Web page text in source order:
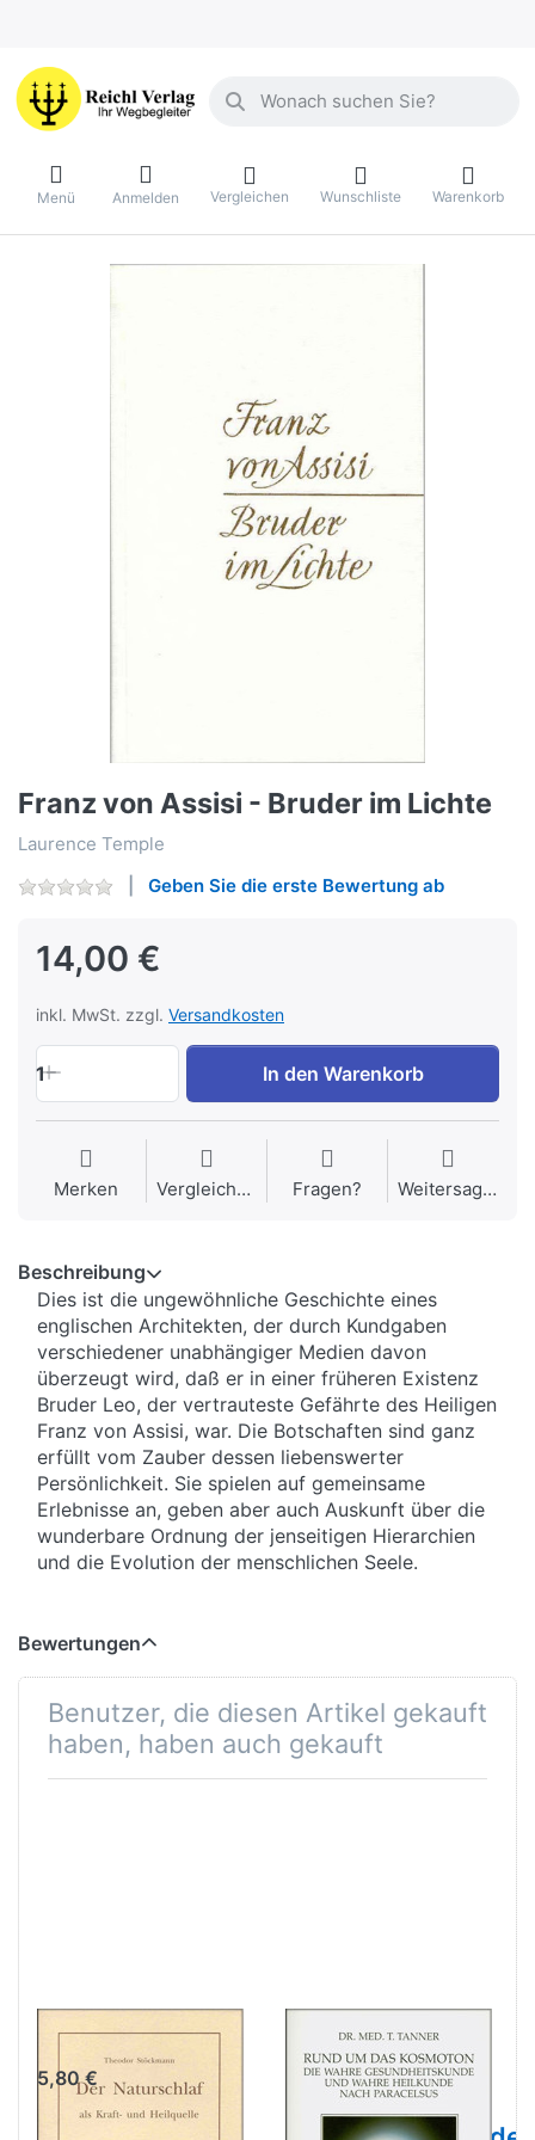
Geben Sie einen Suchbegriff ein.
Menü Anmelden Vergleichen Wunschliste Warenkorb
Franz von Assisi - Bruder im Lichte
Laurence Temple
Geben Sie die erste Bewertung ab
14,00 €
inkl. MwSt. zzgl. Versandkosten
1 In den Warenkorb
Merken Vergleichen Fragen? Weitersagen
Beschreibung
Dies ist die ungewöhnliche Geschichte eines
englischen Architekten, der durch Kundgaben
verschiedener unabhängiger Medien davon
überzeugt wird, daß er in einer früheren Existenz
Bruder Leo, der vertrauteste Gefährte des Heiligen
Franz von Assisi, war. Die Botschaften sind ganz
erfüllt vom Zauber dessen liebenswerter
Persönlichkeit. Sie spielen auf gemeinsame
Erlebnisse an, geben aber auch Auskunft über die
wunderbare Ordnung der jenseitigen Hierarchien
und die Evolution der menschlichen Seele.
Bewertungen
Benutzer, die diesen Artikel gekauft
haben, haben auch gekauft
Der Naturschlaf
5,80 €
Rund um das
Kosmoton. Die
wahre